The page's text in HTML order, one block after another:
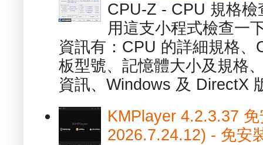
CPU-Z - CPU 規格
用這支小程式檢查一
資訊有：CPU 的詳細規格
板型號、記憶體大小及規格
資訊、Windows 及 DirectX
KMPlayer 4.2.3.37
2026.7.24.12) - 免安